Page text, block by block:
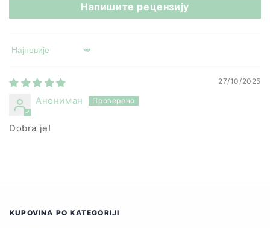
Напишите рецензију
Sort by
27/10/2025
Анониман
Dobra je!
KUPOVINA PO KATEGORIJI